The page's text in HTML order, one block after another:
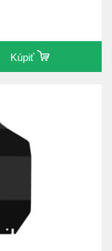
Kúpiť